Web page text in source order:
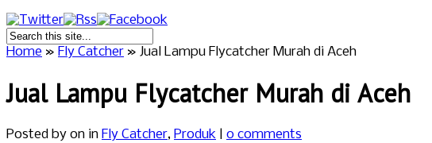
Home » Fly Catcher » Jual Lampu Flycatcher Murah di Aceh
Jual Lampu Flycatcher Murah di Aceh
Posted by on in Fly Catcher, Produk
0 comments